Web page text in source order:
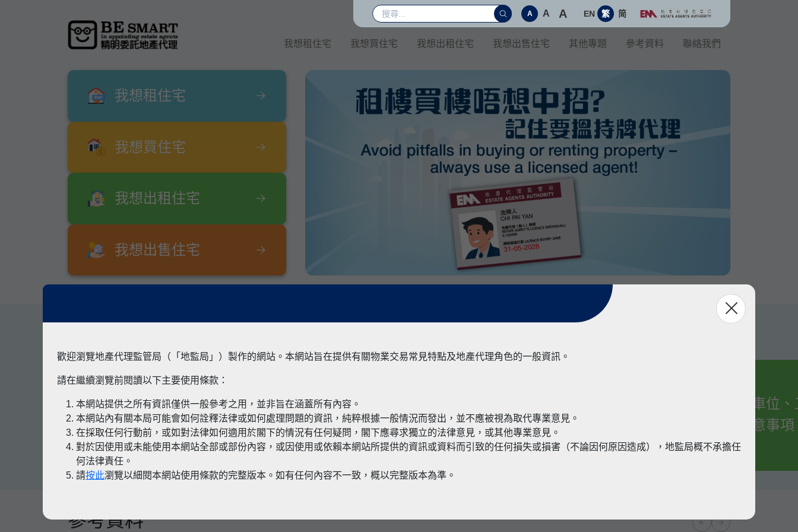
A A A EN 繁 简
我想租住宅 我想買住宅 我想出租住宅 我想出售住宅 其他專題 參考資料 聯絡我們
我想租住宅
我想買住宅
我想出租住宅
我想出售住宅
有關凶宅 有關境外物業
有關車位
的注意事項
參考資料
歡迎瀏覽地產代理監管局（「地監局」）製作的網站。本網站旨在提供有關物業交易常見特點及地產代理角色的一般資訊。
請在繼續瀏覽前閱讀以下主要使用條款：
本網站提供之所有資訊僅供一般參考之用，並非旨在涵蓋所有內容。
本網站內有關本局可能會如何詮釋法律或如何處理問題的資訊，純粹根據一般情況而發出，並不應被視為取代專業意見。
在採取任何行動前，或如對法律如何適用於閣下的情況有任何疑問，閣下應尋求獨立的法律意見，或其他專業意見。
對於因使用或未能使用本網站全部或部份內容，或因使用或依賴本網站所提供的資訊或資料而引致的任何損失或損害（不論因何原因造成），地監局概不承擔任
何法律責任。
請按此瀏覽以細閱本網站使用條款的完整版本。如有任何內容不一致，概以完整版本為準。